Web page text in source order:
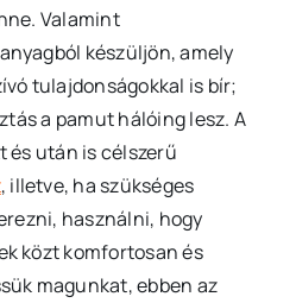
Valamint
készüljön, amely
tulajdonságokkal is bír;
a pamut hálóing lesz. A
és után is célszerű
, illetve, ha szükséges
használni, hogy
közt komfortosan és
magunkat, ebben az